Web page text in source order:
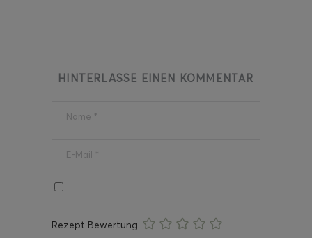
HINTERLASSE EINEN KOMMENTAR
Rezept Bewertung